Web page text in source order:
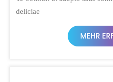
deliciae
MEHR